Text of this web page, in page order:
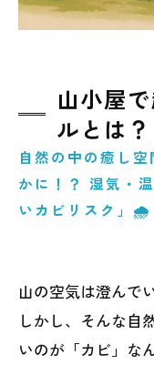
山小屋
ルとは？
自然の中の癒し
かに！？ 湿気・
いカビリスク」🌧️
山の空気は澄んで
しかし、そんな自
いのが「カビ」な